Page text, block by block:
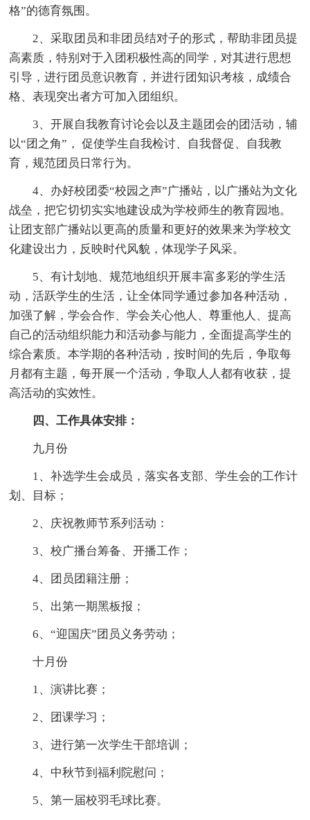
格”的德育氛围。
2、采取团员和非团员结对子的形式，帮助非团员提
高素质，特别对于入团积极性高的同学，对其进行思想
引导，进行团员意识教育，并进行团知识考核，成绩合
格、表现突出者方可加入团组织。
3、开展自我教育讨论会以及主题团会的团活动，辅
以“团之角”， 促使学生自我检讨、自我督促、自我教
育，规范团员日常行为。
4、办好校团委“校园之声”广播站，以广播站为文化
战垒，把它切切实实地建设成为学校师生的教育园地。
让团支部广播站以更高的质量和更好的效果来为学校文
化建设出力，反映时代风貌，体现学子风采。
5、有计划地、规范地组织开展丰富多彩的学生活
动，活跃学生的生活，让全体同学通过参加各种活动，
加强了解，学会合作、学会关心他人、尊重他人、提高
自己的活动组织能力和活动参与能力，全面提高学生的
综合素质。本学期的各种活动，按时间的先后，争取每
月都有主题，每开展一个活动，争取人人都有收获，提
高活动的实效性。
四、工作具体安排：
九月份
1、补选学生会成员，落实各支部、学生会的工作计
划、目标；
2、庆祝教师节系列活动：
3、校广播台筹备、开播工作；
4、团员团籍注册；
5、出第一期黑板报；
6、“迎国庆”团员义务劳动；
十月份
1、演讲比赛；
2、团课学习；
3、进行第一次学生干部培训；
4、中秋节到福利院慰问；
5、第一届校羽毛球比赛。